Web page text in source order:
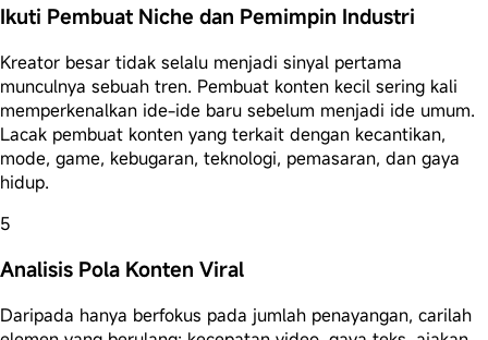
Ikuti Pembuat Niche dan Pemimpin Industri
Kreator besar tidak selalu menjadi sinyal pertama
munculnya sebuah tren. Pembuat konten kecil sering kali
memperkenalkan ide-ide baru sebelum menjadi ide umum.
Lacak pembuat konten yang terkait dengan kecantikan,
mode, game, kebugaran, teknologi, pemasaran, dan gaya
hidup.
5
Analisis Pola Konten Viral
Daripada hanya berfokus pada jumlah penayangan, carilah